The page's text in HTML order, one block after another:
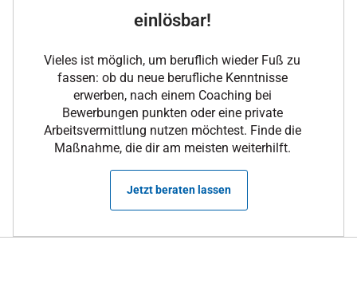
einlösbar!
Vieles ist möglich, um beruflich wieder Fuß zu
fassen: ob du neue berufliche Kenntnisse
erwerben, nach einem Coaching bei
Bewerbungen punkten oder eine private
Arbeitsvermittlung nutzen möchtest. Finde die
Maßnahme, die dir am meisten weiterhilft.
Jetzt beraten lassen